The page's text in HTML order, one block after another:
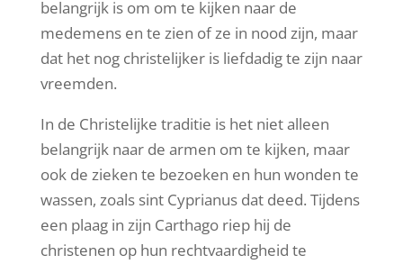
belangrijk is om om te kijken naar de
medemens en te zien of ze in nood zijn, maar
dat het nog christelijker is liefdadig te zijn naar
vreemden.
In de Christelijke traditie is het niet alleen
belangrijk naar de armen om te kijken, maar
ook de zieken te bezoeken en hun wonden te
wassen, zoals sint Cyprianus dat deed. Tijdens
een plaag in zijn Carthago riep hij de
christenen op hun rechtvaardigheid te